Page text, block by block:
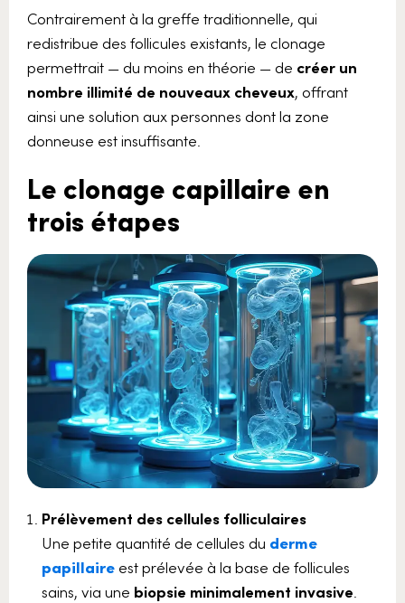
Contrairement à la greffe traditionnelle, qui
redistribue des follicules existants, le clonage
permettrait — du moins en théorie — de créer un
nombre illimité de nouveaux cheveux, offrant
ainsi une solution aux personnes dont la zone
donneuse est insuffisante.
Le clonage capillaire en
trois étapes
Prélèvement des cellules folliculaires
Une petite quantité de cellules du derme
papillaire est prélevée à la base de follicules
sains, via une biopsie minimalement invasive